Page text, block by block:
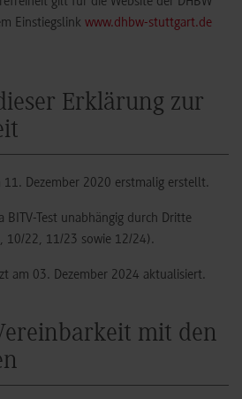
Einstiegslink www.dhbw-stuttgart.de
Erklärung zur
11. Dezember 2020 erstmalig erstellt.
BITV-Test unabhängig durch Dritte
22, 11/23 sowie 12/24).
am 03. Dezember 2024 aktualisiert.
mit den